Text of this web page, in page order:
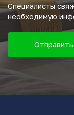
Специалисты
необходимую